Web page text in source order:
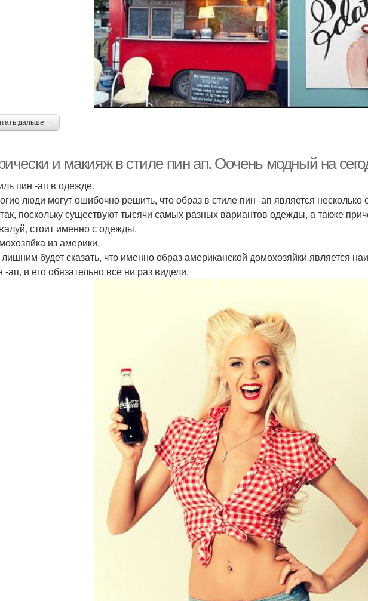
дальше →
и макияж в стиле пин ап. Оочень модный на
пин -ап в одежде.
люди могут ошибочно решить, что образ в стиле пин -ап является
поскольку существуют тысячи самых разных вариантов одежды, а также
стоит именно с одежды.
из америки.
будет сказать, что именно образ американской домохозяйки является
-ап, и его обязательно все ни раз видели.